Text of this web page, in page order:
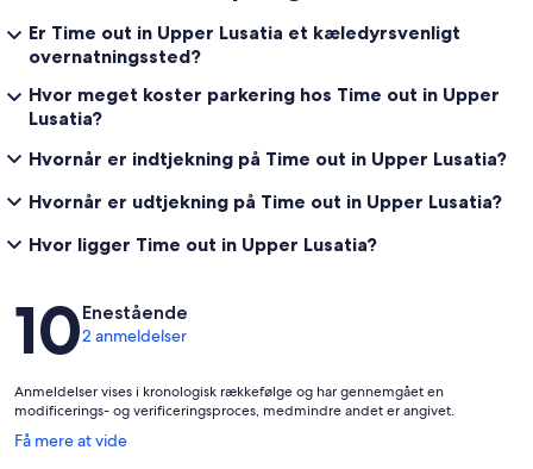
Er Time out in Upper Lusatia et kæledyrsvenligt
overnatningssted?
Hvor meget koster parkering hos Time out in Upper
Lusatia?
Hvornår er indtjekning på Time out in Upper Lusatia?
Hvornår er udtjekning på Time out in Upper Lusatia?
Hvor ligger Time out in Upper Lusatia?
Anmeldelser
10Enestående
2 anmeldelser
Anmeldelser vises i kronologisk rækkefølge og har gennemgået en
modificerings- og verificeringsproces, medmindre andet er angivet.
Få mere at vide
Åbner